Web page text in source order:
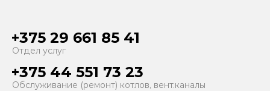
+375 29 661 85 41
Отдел услуг
+375 44 551 73 23
Обслуживание (ремонт) котлов, вент.каналы